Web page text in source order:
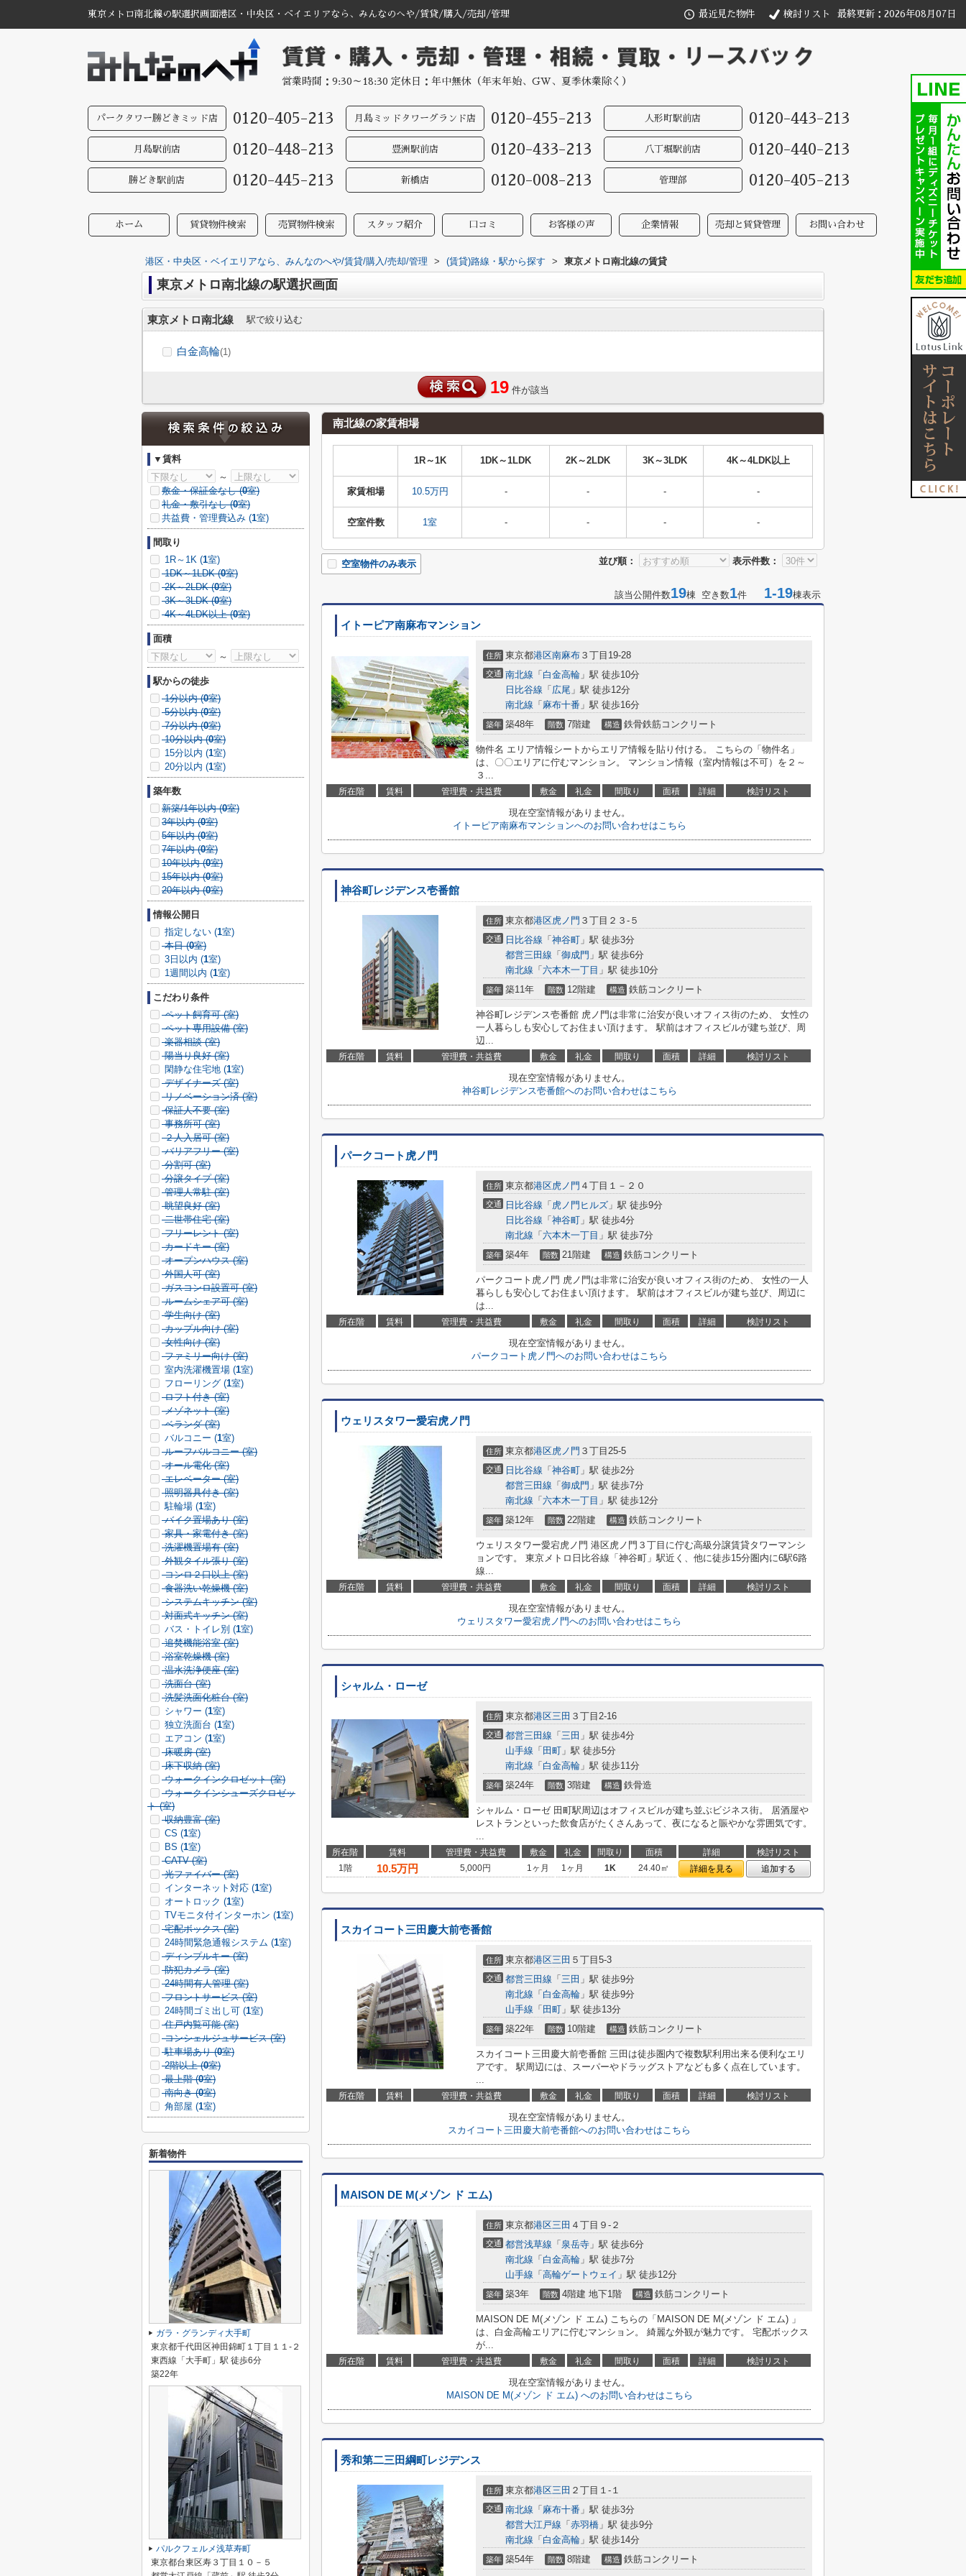
東京メトロ南北線の駅選択画面港区・中央区・ベイエリアなら、みんなのへや/賃貸/購入/売却/管理 最近見た物件 検討リスト 最終更新：2026年08月07日
営業時間：9:30～18:30 定休日：年中無休（年末年始、GW、夏季休業除く）
パークタワー勝どきミッド店 0120-405-213 月島ミッドタワーグランド店 0120-455-213 人形町駅前店 0120-443-213
月島駅前店 0120-448-213 豊洲駅前店 0120-433-213 八丁堀駅前店 0120-440-213
勝どき駅前店 0120-445-213 新橋店 0120-008-213 管理部 0120-405-213
ホーム 賃貸物件検索 売買物件検索 スタッフ紹介 口コミ お客様の声 企業情報 売却と賃貸管理 お問い合わせ
港区・中央区・ベイエリアなら、みんなのへや/賃貸/購入/売却/管理 > (賃貸)路線・駅から探す > 東京メトロ南北線の賃貸
東京メトロ南北線の駅選択画面
東京メトロ南北線 駅で絞り込む
白金高輪(1)
19 件が該当
南北線の家賃相場
1R～1K 1DK～1LDK 2K～2LDK 3K～3LDK 4K～4LDK以上
家賃相場 10.5万円 - - - -
空室件数 1室 - - - -
並び順： 表示件数：
空室物件のみ表示
該当公開件数19棟 空き数1件 1-19棟表示
イトーピア南麻布マンション
住所 東京都港区南麻布 ３丁目19-28
交通 南北線 「 白金高輪 」駅 徒歩10分
日比谷線 「 広尾 」駅 徒歩12分
南北線 「 麻布十番 」駅 徒歩16分
築年 築48年 階数 7階建 構造 鉄骨鉄筋コンクリート
物件名 エリア情報シートからエリア情報を貼り付ける。 こちらの「物件名」
は、〇〇エリアに佇むマンション。 マンション情報（室内情報は不可）を２～
３...
所在階 賃料 管理費・共益費 敷金 礼金 間取り 面積 詳細 検討リスト
現在空室情報がありません。
イトーピア南麻布マンションへのお問い合わせはこちら
神谷町レジデンス壱番館
住所 東京都港区虎ノ門 ３丁目２３-５
交通 日比谷線 「 神谷町 」駅 徒歩3分
都営三田線 「 御成門 」駅 徒歩6分
南北線 「 六本木一丁目 」駅 徒歩10分
築年 築11年 階数 12階建 構造 鉄筋コンクリート
神谷町レジデンス壱番館 虎ノ門は非常に治安が良いオフィス街のため、 女性の
一人暮らしも安心してお住まい頂けます。 駅前はオフィスビルが建ち並び、周
辺...
所在階 賃料 管理費・共益費 敷金 礼金 間取り 面積 詳細 検討リスト
現在空室情報がありません。
神谷町レジデンス壱番館へのお問い合わせはこちら
パークコート虎ノ門
住所 東京都港区虎ノ門 ４丁目１－２０
交通 日比谷線 「 虎ノ門ヒルズ 」駅 徒歩9分
日比谷線 「 神谷町 」駅 徒歩4分
南北線 「 六本木一丁目 」駅 徒歩7分
築年 築4年 階数 21階建 構造 鉄筋コンクリート
パークコート虎ノ門 虎ノ門は非常に治安が良いオフィス街のため、 女性の一人
暮らしも安心してお住まい頂けます。 駅前はオフィスビルが建ち並び、周辺に
は...
所在階 賃料 管理費・共益費 敷金 礼金 間取り 面積 詳細 検討リスト
現在空室情報がありません。
パークコート虎ノ門へのお問い合わせはこちら
ウェリスタワー愛宕虎ノ門
住所 東京都港区虎ノ門 ３丁目25-5
交通 日比谷線 「 神谷町 」駅 徒歩2分
都営三田線 「 御成門 」駅 徒歩7分
南北線 「 六本木一丁目 」駅 徒歩12分
築年 築12年 階数 22階建 構造 鉄筋コンクリート
ウェリスタワー愛宕虎ノ門 港区虎ノ門３丁目に佇む高級分譲賃貸タワーマンシ
ョンです。 東京メトロ日比谷線「神谷町」駅近く、他に徒歩15分圏内に6駅6路
線...
所在階 賃料 管理費・共益費 敷金 礼金 間取り 面積 詳細 検討リスト
現在空室情報がありません。
ウェリスタワー愛宕虎ノ門へのお問い合わせはこちら
シャルム・ローゼ
住所 東京都港区三田 ３丁目2-16
交通 都営三田線 「 三田 」駅 徒歩4分
山手線 「 田町 」駅 徒歩5分
南北線 「 白金高輪 」駅 徒歩11分
築年 築24年 階数 3階建 構造 鉄骨造
シャルム・ローゼ 田町駅周辺はオフィスビルが建ち並ぶビジネス街。 居酒屋や
レストランといった飲食店がたくさんあって、夜になると賑やかな雰囲気です。
...
所在階 賃料 管理費・共益費 敷金 礼金 間取り 面積 詳細
検討リスト
1階
10.5万円 5,000円 1ヶ月 1ヶ月 1K 24.40㎡ 詳細を見る 追加する
スカイコート三田慶大前壱番館
住所 東京都港区三田 ５丁目5-3
交通 都営三田線 「 三田 」駅 徒歩9分
南北線 「 白金高輪 」駅 徒歩9分
山手線 「 田町 」駅 徒歩13分
築年 築22年 階数 10階建 構造 鉄筋コンクリート
スカイコート三田慶大前壱番館 三田は徒歩圏内で複数駅利用出来る便利なエリ
アです。 駅周辺には、スーパーやドラッグストアなども多く点在しています。
...
所在階 賃料 管理費・共益費 敷金 礼金 間取り 面積 詳細 検討リスト
現在空室情報がありません。
スカイコート三田慶大前壱番館へのお問い合わせはこちら
MAISON DE M(メゾン ド エム)
住所 東京都港区三田 ４丁目９-２
交通 都営浅草線 「 泉岳寺 」駅 徒歩6分
南北線 「 白金高輪 」駅 徒歩7分
山手線 「 高輪ゲートウェイ 」駅 徒歩12分
築年 築3年 階数 4階建 地下1階 構造 鉄筋コンクリート
MAISON DE M(メゾン ド エム) こちらの「MAISON DE M(メゾン ド エム) 」
は、白金高輪エリアに佇むマンション。 綺麗な外観が魅力です。 宅配ボックス
が...
所在階 賃料 管理費・共益費 敷金 礼金 間取り 面積 詳細 検討リスト
現在空室情報がありません。
MAISON DE M(メゾン ド エム) へのお問い合わせはこちら
秀和第二三田綱町レジデンス
住所 東京都港区三田 ２丁目１-１
交通 南北線 「 麻布十番 」駅 徒歩3分
都営大江戸線 「 赤羽橋 」駅 徒歩9分
南北線 「 白金高輪 」駅 徒歩14分
築年 築54年 階数 8階建 構造 鉄筋コンクリート
▼賃料
～
敷金・保証金なし (0室)
礼金・敷引なし (0室)
共益費・管理費込み (1室)
間取り
1R～1K (1室)
1DK～1LDK (0室)
2K～2LDK (0室)
3K～3LDK (0室)
4K～4LDK以上 (0室)
面積
～
駅からの徒歩
1分以内 (0室)
5分以内 (0室)
7分以内 (0室)
10分以内 (0室)
15分以内 (1室)
20分以内 (1室)
築年数
新築/1年以内 (0室)
3年以内 (0室)
5年以内 (0室)
7年以内 (0室)
10年以内 (0室)
15年以内 (0室)
20年以内 (0室)
情報公開日
指定しない (1室)
本日 (0室)
3日以内 (1室)
1週間以内 (1室)
こだわり条件
ペット飼育可 (室)
ペット専用設備 (室)
楽器相談 (室)
陽当り良好 (室)
閑静な住宅地 (1室)
デザイナーズ (室)
リノベーション済 (室)
保証人不要 (室)
事務所可 (室)
２人入居可 (室)
バリアフリー (室)
分割可 (室)
分譲タイプ (室)
管理人常駐 (室)
眺望良好 (室)
二世帯住宅 (室)
フリーレント (室)
カードキー (室)
オープンハウス (室)
外国人可 (室)
ガスコンロ設置可 (室)
ルームシェア可 (室)
学生向け (室)
カップル向け (室)
女性向け (室)
ファミリー向け (室)
室内洗濯機置場 (1室)
フローリング (1室)
ロフト付き (室)
メゾネット (室)
ベランダ (室)
バルコニー (1室)
ルーフバルコニー (室)
オール電化 (室)
エレベーター (室)
照明器具付き (室)
駐輪場 (1室)
バイク置場あり (室)
家具・家電付き (室)
洗濯機置場有 (室)
外観タイル張り (室)
コンロ２口以上 (室)
食器洗い乾燥機 (室)
システムキッチン (室)
対面式キッチン (室)
バス・トイレ別 (1室)
追焚機能浴室 (室)
浴室乾燥機 (室)
温水洗浄便座 (室)
洗面台 (室)
洗髪洗面化粧台 (室)
シャワー (1室)
独立洗面台 (1室)
エアコン (1室)
床暖房 (室)
床下収納 (室)
ウォークインクロゼット (室)
ウォークインシューズクロゼッ
ト (室)
収納豊富 (室)
CS (1室)
BS (1室)
CATV (室)
光ファイバー (室)
インターネット対応 (1室)
オートロック (1室)
TVモニタ付インターホン (1室)
宅配ボックス (室)
24時間緊急通報システム (1室)
ディンプルキー (室)
防犯カメラ (室)
24時間有人管理 (室)
フロントサービス (室)
24時間ゴミ出し可 (1室)
住戸内覧可能 (室)
コンシェルジュサービス (室)
駐車場あり (0室)
2階以上 (0室)
最上階 (0室)
南向き (0室)
角部屋 (1室)
新着物件
ガラ・グランディ大手町
東京都千代田区神田錦町１丁目１１-２
東西線「大手町」駅 徒歩6分
築22年
パルクフェルメ浅草寿町
東京都台東区寿３丁目１０－５